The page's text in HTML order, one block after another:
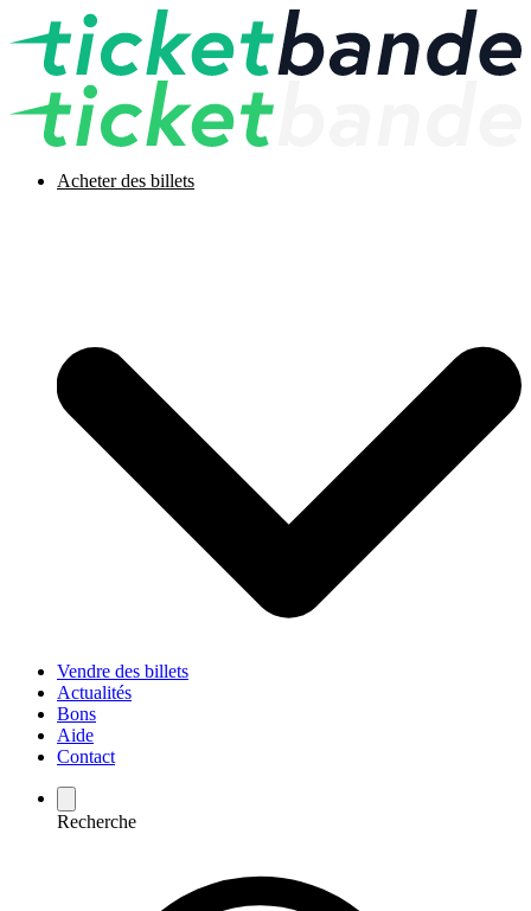
Acheter des billets
Vendre des billets
Actualités
Bons
Aide
Contact
Recherche